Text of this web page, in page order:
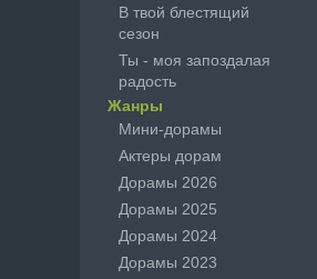
В твой блестящий
сезон
Ты - моя запоздалая
радость
Жанры
Мини-дорамы
Актеры дорам
Дорамы 2026
Дорамы 2025
Дорамы 2024
Дорамы 2023